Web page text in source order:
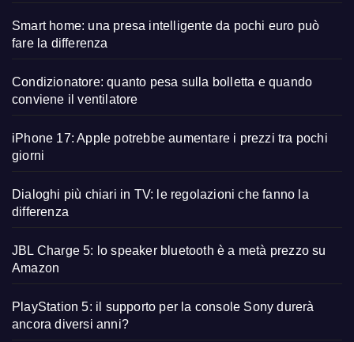
Smart home: una presa intelligente da pochi euro può
fare la differenza
Condizionatore: quanto pesa sulla bolletta e quando
conviene il ventilatore
iPhone 17: Apple potrebbe aumentare i prezzi tra pochi
giorni
Dialoghi più chiari in TV: le regolazioni che fanno la
differenza
JBL Charge 5: lo speaker bluetooth è a metà prezzo su
Amazon
PlayStation 5: il supporto per la console Sony durerà
ancora diversi anni?